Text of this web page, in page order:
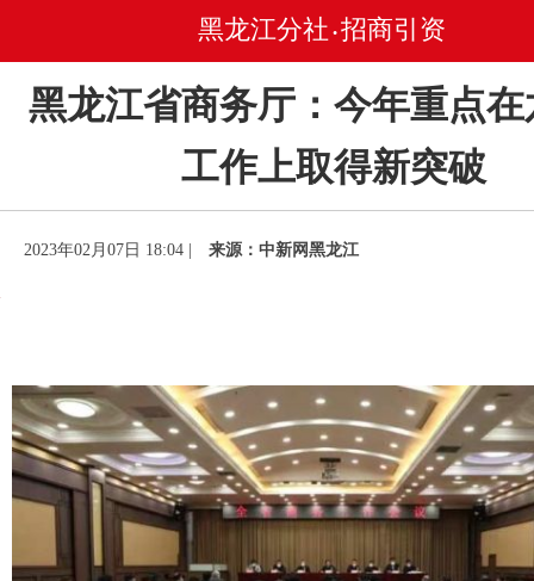
黑龙江分社 • 招商引资
黑龙江省商务厅：今年重点
工作上取得新突破
2023年02月07日 18:04 | 来源：中新网黑龙江